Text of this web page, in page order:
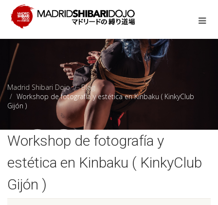
Madrid Shibari Dojo
Blog
Workshop de fotografía y estética en Kinbaku ( KinkyClub
Gijón )
Workshop de fotografía y
estética en Kinbaku ( KinkyClub
Gijón )